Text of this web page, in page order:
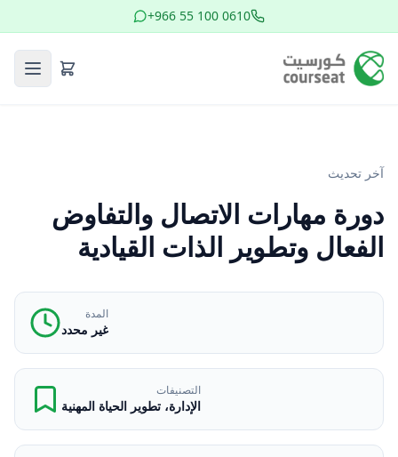
+966 55 100 0610
آخر تحديث
دورة مهارات الاتصال والتفاوض
الفعال وتطوير الذات القيادية
المدة
غير محدد
التصنيفات
الإدارة، تطوير الحياة المهنية